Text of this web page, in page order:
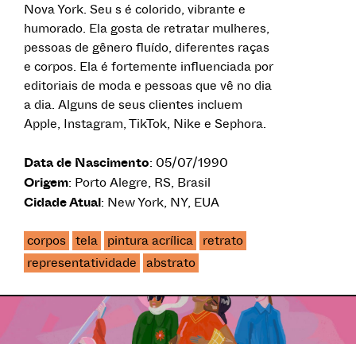
Nova York. Seu s é colorido, vibrante e
humorado. Ela gosta de retratar mulheres,
pessoas de gênero fluído, diferentes raças
e corpos. Ela é fortemente influenciada por
editoriais de moda e pessoas que vê no dia
a dia. Alguns de seus clientes incluem
Apple, Instagram, TikTok, Nike e Sephora.
Data de Nascimento: 05/07/1990
Origem: Porto Alegre, RS, Brasil
Cidade Atual: New York, NY, EUA
corpos tela pintura acrílica
retrato
representatividade
abstrato